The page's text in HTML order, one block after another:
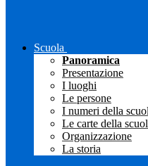
Scuola
Panoramica
Presentazione
I luoghi
Le persone
I numeri della
Le carte della
Organizzazione
La storia